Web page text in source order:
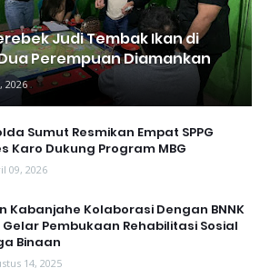
Judi Tembak Ikan di
Perempuan Diamankan
2026
Sumut Resmikan Empat SPPG
Karo Dukung Program MBG
09, 2026
Kabanjahe Kolaborasi Dengan BNNK
Gelar Pembukaan Rehabilitasi Sosial
Binaan
14, 2025